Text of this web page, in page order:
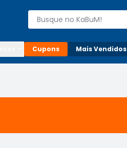
Buscar produtos
Cupons Mais Vendidos